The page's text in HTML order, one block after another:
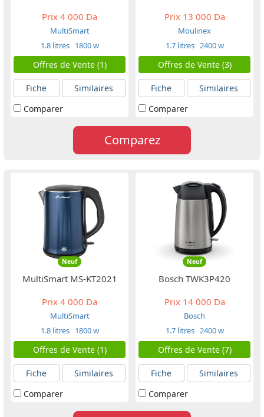
Prix 4 000 Da
MultiSmart
1.8 litres 1800 w
Offres de Vente (1)
Fiche
Similaires
Comparer
Prix13 000 Da
Moulinex
1.7 litres 2400 w
Offres de Vente (3)
Fiche
Similaires
Comparer
Comparez
Neuf
MultiSmart MS-KT2021
Prix 4 000 Da
MultiSmart
1.8 litres 1800 w
Offres de Vente (1)
Fiche
Similaires
Comparer
Neuf
Bosch TWK3P420
Prix14 000 Da
Bosch
1.7 litres 2400 w
Offres de Vente (7)
Fiche
Similaires
Comparer